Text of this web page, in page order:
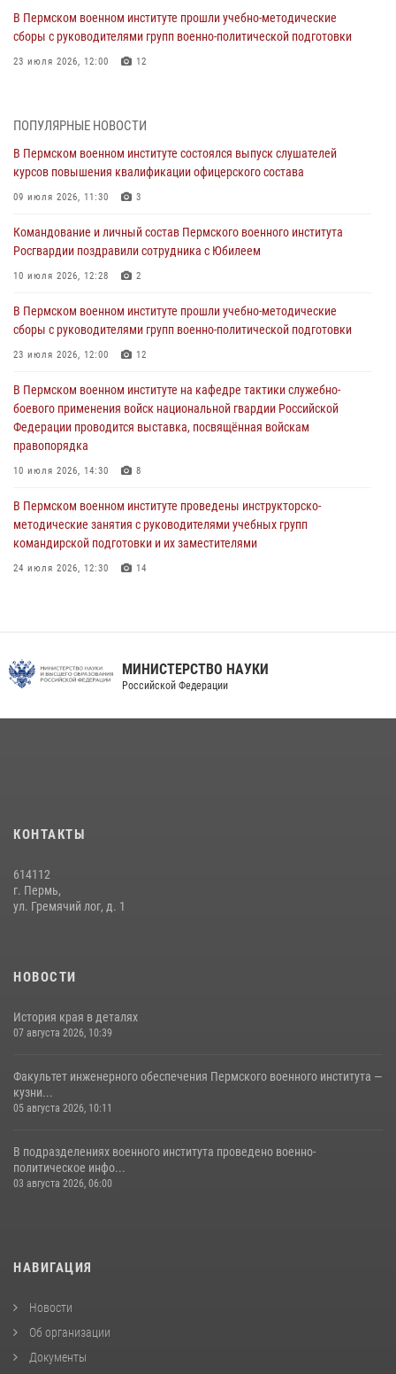
В Пермском военном институте прошли учебно-методические
сборы с руководителями групп военно-политической подготовки
23 июля 2026, 12:00 12
Федерации проводится выставка, посвящённая войскам
правопорядка
10 июля 2026, 14:30 8
Росгвардии поздравили сотрудника с Юбилеем
10 июля 2026, 12:28 2
курсов повышения квалификации офицерского состава
09 июля 2026, 11:30 3
по набору абитуриентов из числа граждан, прошедших и не
проходивших военную службу
08 июля 2026, 09:36 2
Военнослужащие Пермского военного института приняли участие в
боксу
07 июля 2026, 10:30 4
ПОПУЛЯРНЫЕ НОВОСТИ
В Пермском военном институте состоялся выпуск слушателей
курсов повышения квалификации офицерского состава
09 июля 2026, 11:30 3
Командование и личный состав Пермского военного института
Росгвардии поздравили сотрудника с Юбилеем
10 июля 2026, 12:28 2
В Пермском военном институте прошли учебно-методические
сборы с руководителями групп военно-политической подготовки
23 июля 2026, 12:00 12
В Пермском военном институте на кафедре тактики служебно-
боевого применения войск национальной гвардии Российской
Федерации проводится выставка, посвящённая войскам
правопорядка
10 июля 2026, 14:30 8
В Пермском военном институте проведены инструкторско-
методические занятия с руководителями учебных групп
командирской подготовки и их заместителями
24 июля 2026, 12:30 14
В подразделениях военного института проведено военно-
равноапостольного великого князя Владимира – крестителя Руси,
07 августа 2026, 10:39
МИНИСТЕРСТВО НАУКИ
Российской Федерации
КОНТАКТЫ
614112
г. Пермь,
ул. Гремячий лог, д. 1
НОВОСТИ
История края в деталях
07 августа 2026, 10:39
Факультет инженерного обеспечения Пермского военного института —
кузни...
05 августа 2026, 10:11
В подразделениях военного института проведено военно-
политическое инфо...
03 августа 2026, 06:00
НАВИГАЦИЯ
Новости
Об организации
Документы